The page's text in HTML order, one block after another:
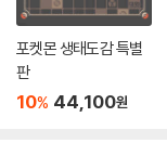
포켓몬 생태도감 특별
판
10% 44,100원